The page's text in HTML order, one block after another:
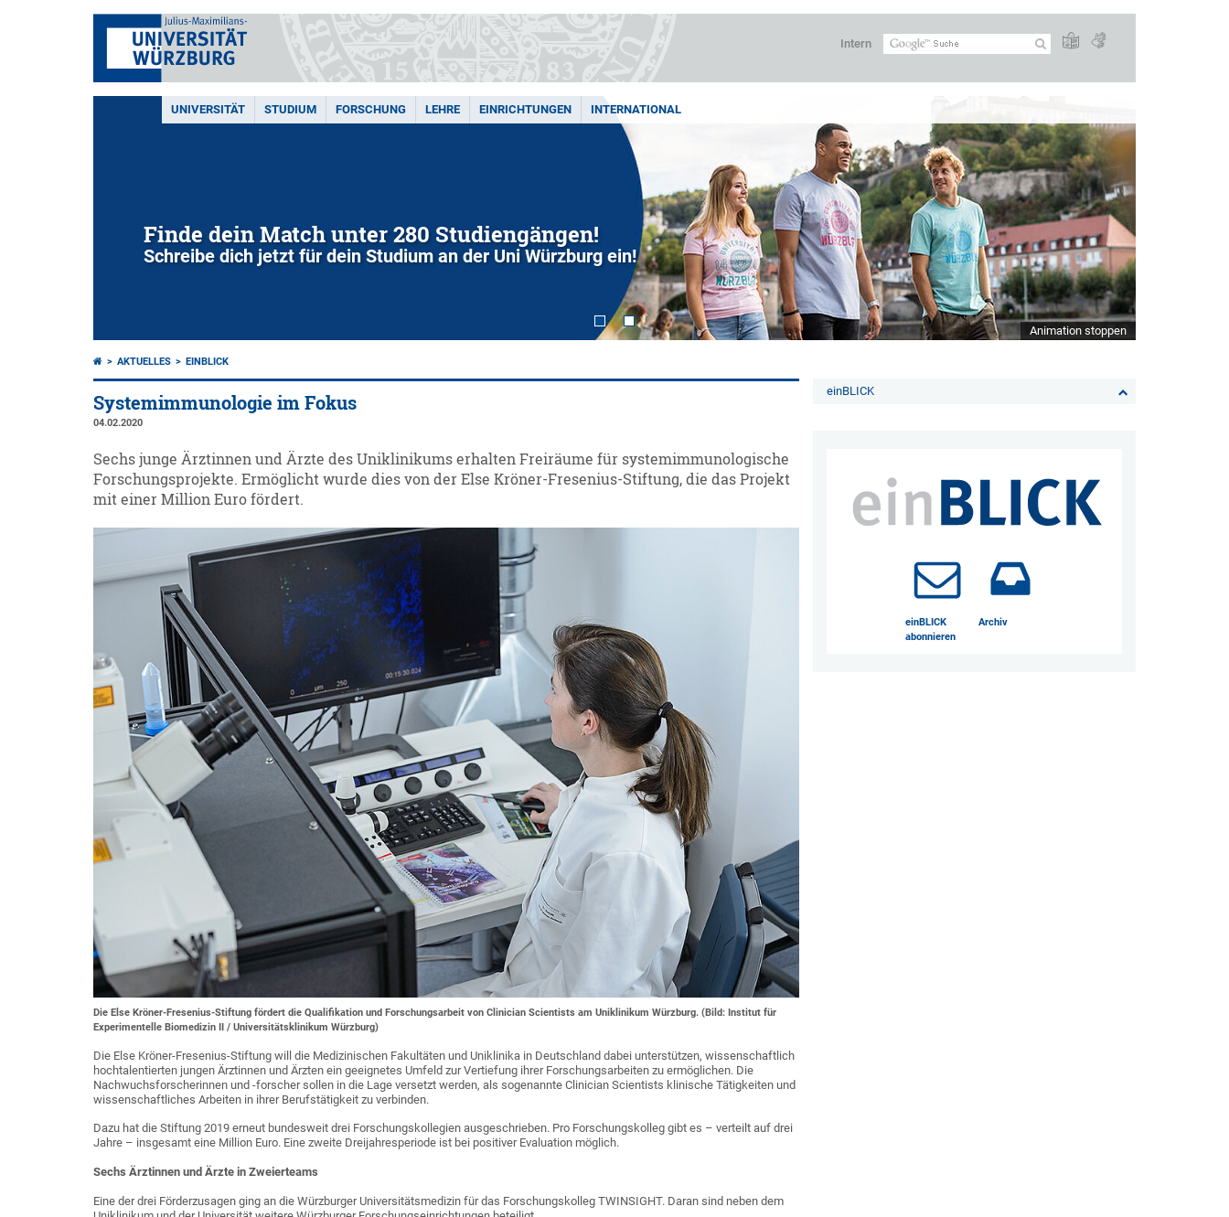
Intern
UNIVERSITÄT STUDIUM FORSCHUNG LEHRE EINRICHTUNGEN INTERNATIONAL
Finde dein Match unter 280 Studiengängen!
Schreibe dich jetzt für dein Studium an der Uni Würzburg ein!
Animation stoppen
AKTUELLES EINBLICK
Systemimmunologie im Fokus
04.02.2020
Sechs junge Ärztinnen und Ärzte des Uniklinikums erhalten Freiräume für systemimmunologische
Forschungsprojekte. Ermöglicht wurde dies von der Else Kröner-Fresenius-Stiftung, die das Projekt
mit einer Million Euro fördert.
Die Else Kröner-Fresenius-Stiftung fördert die Qualifikation und Forschungsarbeit von Clinician Scientists am Uniklinikum Würzburg. (Bild: Institut für
Experimentelle Biomedizin II / Universitätsklinikum Würzburg)
Die Else Kröner-Fresenius-Stiftung will die Medizinischen Fakultäten und Uniklinika in Deutschland dabei unterstützen, wissenschaftlich
hochtalentierten jungen Ärztinnen und Ärzten ein geeignetes Umfeld zur Vertiefung ihrer Forschungsarbeiten zu ermöglichen. Die
Nachwuchsforscherinnen und -forscher sollen in die Lage versetzt werden, als sogenannte Clinician Scientists klinische Tätigkeiten und
wissenschaftliches Arbeiten in ihrer Berufstätigkeit zu verbinden.
Dazu hat die Stiftung 2019 erneut bundesweit drei Forschungskollegien ausgeschrieben. Pro Forschungskolleg gibt es – verteilt auf drei
Jahre – insgesamt eine Million Euro. Eine zweite Dreijahresperiode ist bei positiver Evaluation möglich.
Sechs Ärztinnen und Ärzte in Zweierteams
Eine der drei Förderzusagen ging an die Würzburger Universitätsmedizin für das Forschungskolleg TWINSIGHT. Daran sind neben dem
einBLICK
einBLICK
abonnieren
Archiv